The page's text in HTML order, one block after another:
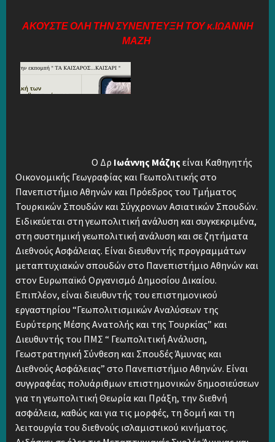
ΑΚΟΥΣΤΕ ΟΛΗ ΤΗΝ ΣΥΝΕΝΤΕΥΞΗ ΤΟΥ κ.ΙΩΑΝΝΗ
ΜΑΖΗ
Ο Δρ Ιωάννης Μάζης είναι Καθηγητής
Οικονομικής Γεωγραφίας και Γεωπολιτικής στο
Πανεπιστήμιο Αθηνών και Πρόεδρος του Τμήματος
Τουρκικών Σπουδών και Σύγχρονων Ασιατικών Σπουδών.
Ειδικεύεται στη γεωπολιτική ανάλυση και συγκεκριμένα,
στη συστημική γεωπολιτική ανάλυση και σε ζητήματα
Διεθνούς Ασφάλειας. Είναι διευθυντής προγραμμάτων
μεταπτυχιακών σπουδών στο Πανεπιστήμιο Αθηνών και
στον Ευρωπαϊκό Οργανισμό Δημοσίου Δικαίου.
Επιπλέον, είναι διευθυντής του επιστημονικού
εργαστηρίου “Γεωπολιτισμικών Αναλύσεων της
Ευρύτερης Μέσης Ανατολής και της Τουρκίας” και
Διευθυντής του ΠΜΣ “ Γεωπολιτική Ανάλυση,
Γεωστρατηγική Σύνθεση και Σπουδές Άμυνας και
Διεθνούς Ασφάλειας” στο Πανεπιστήμιο Αθηνών. Είναι
συγγραφέας πολυάριθμων επιστημονικών δημοσιεύσεων
για τη γεωπολιτική Θεωρία και Πράξη, την διεθνή
ασφάλεια, καθώς και για τις μορφές, τη δομή και τη
λειτουργία του διεθνούς ισλαμιστικού κινήματος.